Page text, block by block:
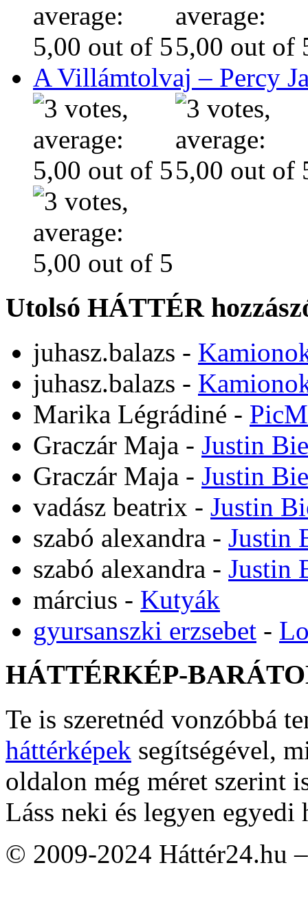
A Villámtolvaj – Percy
Utolsó HÁTTÉR
juhasz.balazs -
juhasz.balazs -
Marika Légrádiné -
Graczár Maja - Justin
Graczár Maja - Justin
vadász beatrix - Justin
szabó alexandra - Justin
szabó alexandra - Justin
március - Kutyák
gyursanszki erzsebet -
HÁTTÉRKÉP-
Te is szeretnéd vonzóbbá
háttérképek segítségével,
oldalon még méret szerint
Láss neki és legyen egyedi
© 2009-2024 Háttér24.hu